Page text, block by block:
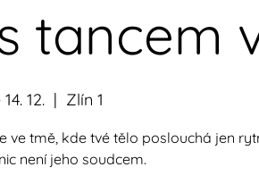
tancem
12.
  |
Zlín 1
ve tmě, kde tvé tělo poslouchá jen
není jeho soudcem.